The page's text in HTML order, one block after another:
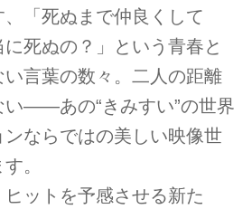
「死ぬまで仲良くして
死ぬの？」という青春と
言葉の数々。二人の距離
い――あの“きみすい”の世界
ならではの美しい映像世
。
ットを予感させる新た